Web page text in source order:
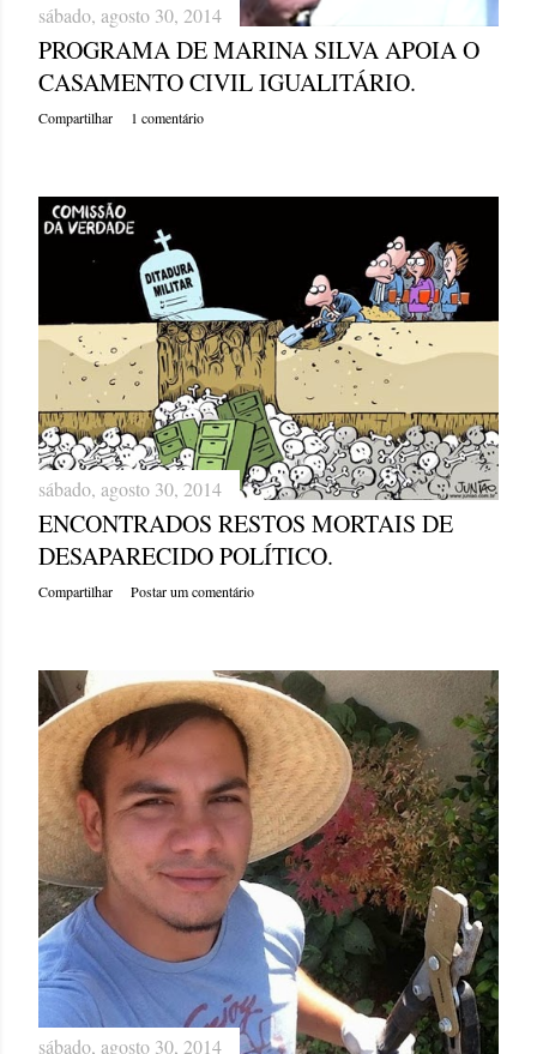
sábado, agosto 30, 2014
PROGRAMA DE MARINA SILVA APOIA O
CASAMENTO CIVIL IGUALITÁRIO.
Compartilhar 1 comentário
sábado, agosto 30, 2014
ENCONTRADOS RESTOS MORTAIS DE
DESAPARECIDO POLÍTICO.
Compartilhar Postar um comentário
sábado, agosto 30, 2014